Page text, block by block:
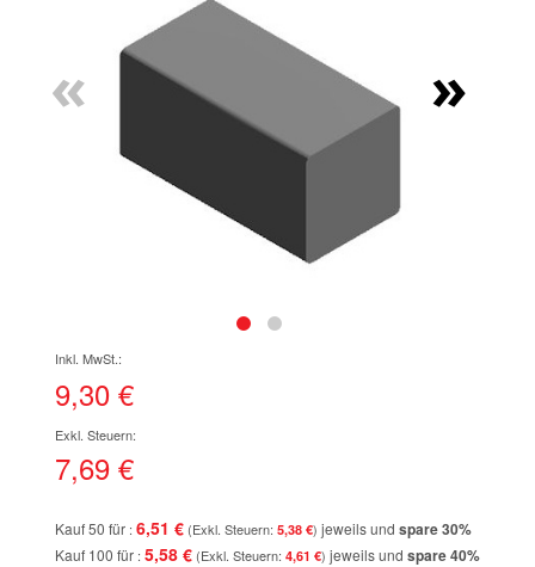
Bildgalerie
springen
« »
der
Bildgalerie
9,30 €
7,69 €
Kauf 50 für 6,51 € 5,38 € jeweils und spare30%
Kauf 100 für 5,58 € 4,61 € jeweils und spare40%